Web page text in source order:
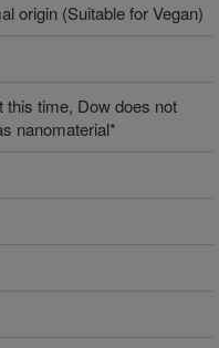
origin (Suitable for Vegan)
this time, Dow does not
nanomaterial*